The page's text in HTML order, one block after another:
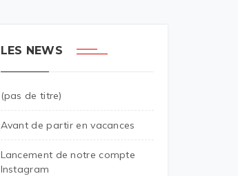
LES NEWS
(pas de titre)
Avant de partir en vacances
Lancement de notre compte
Instagram